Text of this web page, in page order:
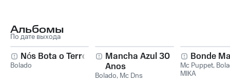
Альбомы
По дате выхода
Nós Bota o Terror
Bolado
Mancha Azul 30
Anos
Bolado, Mc Dns
Bonde
Mc Puppet,
MIKA